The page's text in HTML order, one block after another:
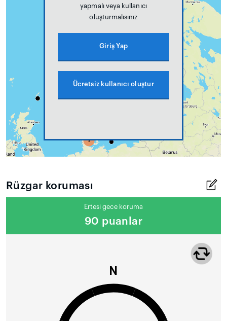
yapmalı veya kullanıcı
oluşturmalısınız
Giriş Yap
Ücretsiz kullanıcı oluştur
Rüzgar koruması
Ertesi gece koruma
90 puanlar
N